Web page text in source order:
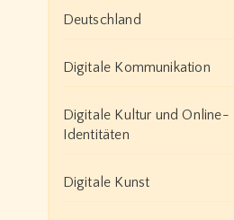
Deutschland
Digitale Kommunikation
Digitale Kultur und Online-
Identitäten
Digitale Kunst